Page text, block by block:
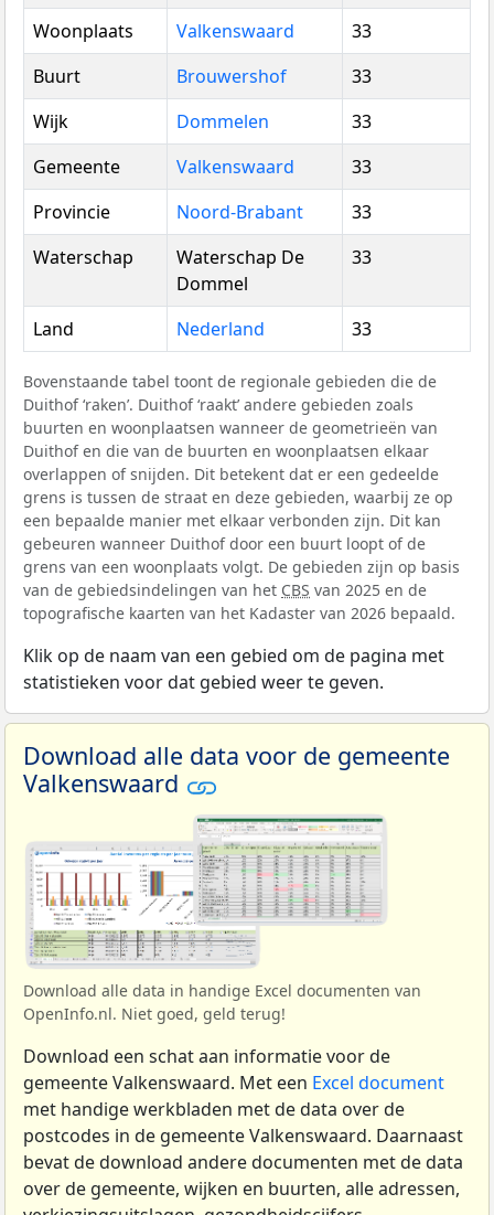
Woonplaats
Valkenswaard
33
Buurt
Brouwershof
33
Wijk
Dommelen
33
Gemeente
Valkenswaard
33
Provincie
Noord-Brabant
33
Waterschap
Waterschap De
Dommel
33
Land Nederland 33
Bovenstaande tabel toont de regionale gebieden die de
Duithof ‘raken’. Duithof ‘raakt’ andere gebieden zoals
buurten en woonplaatsen wanneer de geometrieën van
Duithof en die van de buurten en woonplaatsen elkaar
overlappen of snijden. Dit betekent dat er een gedeelde
grens is tussen de straat en deze gebieden, waarbij ze op
een bepaalde manier met elkaar verbonden zijn. Dit kan
gebeuren wanneer Duithof door een buurt loopt of de
grens van een woonplaats volgt. De gebieden zijn op basis
van de gebiedsindelingen van het CBS van 2025 en de
topografische kaarten van het Kadaster van 2026 bepaald.
Klik op de naam van een gebied om de pagina met
statistieken voor dat gebied weer te geven.
Download alle data voor de gemeente
Valkenswaard
Download alle data in handige Excel documenten van
OpenInfo.nl. Niet goed, geld terug!
Download een schat aan informatie voor de
gemeente Valkenswaard. Met een Excel document
met handige werkbladen met de data over de
postcodes in de gemeente Valkenswaard. Daarnaast
bevat de download andere documenten met de data
over de gemeente, wijken en buurten, alle adressen,